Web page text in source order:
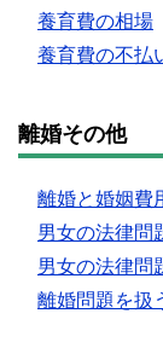
養育費の相場
養育費の不払
離婚その他
離婚と婚姻費
男女の法律問
男女の法律問
離婚問題を扱